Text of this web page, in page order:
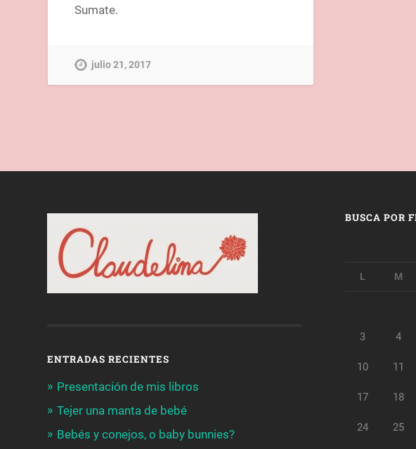
Sumate.
julio 21, 2017
ENTRADAS RECIENTES
Presentación de mis libros
Tejer una manta de bebé
Bebés y conejos, o baby bunnies?
BUSCA POR
L M
3 4
10 11
17 18
24 25